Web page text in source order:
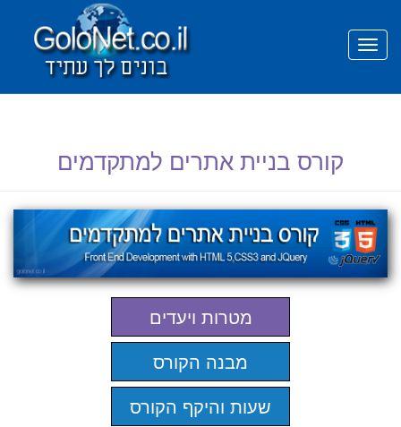
קורס בניית אתרים למתקדמים
מטרות ויעדים
מבנה הקורס
שעות והיקף הקורס